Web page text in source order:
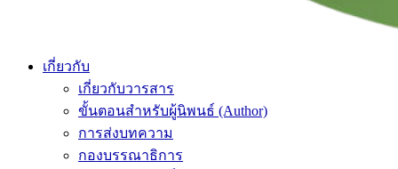
เกี่ยวกับ
เกี่ยวกับวารสาร
ขั้นตอนสำหรับผู้นิพนธ์ (Author)
การส่งบทความ
กองบรรณาธิการ